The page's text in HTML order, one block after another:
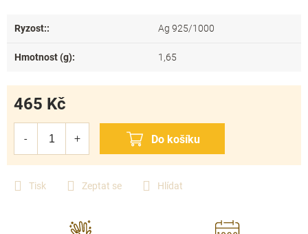
Tisk Zeptat se Hlídat
465 Kč
Ryzost:: Ag 925/1000
Hmotnost (g): 1,65